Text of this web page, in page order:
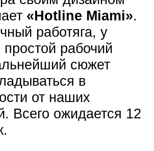
«Hotline Miami».
работяга, у
простой рабочий
сюжет
в
от наших
Всего ожидается 12